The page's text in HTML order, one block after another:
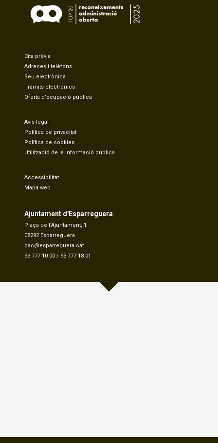
Cita prèvia
Adreces i telèfons
Seu electrònica
Tràmits electrònics
Oferta d'ocupació pública
Avís legal
Política de privacitat
Política de cookies
Utilització de la informació pública
Accessibilitat
Mapa web
Ajuntament d'Esparreguera
Plaça de l'Ajuntament, 1
08292 Esparreguera
oac@esparreguera.cat
93 777 10 00 / 93 777 18 01